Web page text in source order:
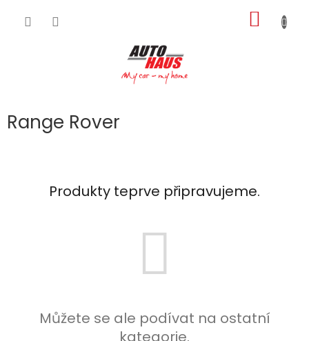
KOŠÍK
Range Rover
Produkty teprve připravujeme.
Můžete se ale podívat na ostatní
kategorie.